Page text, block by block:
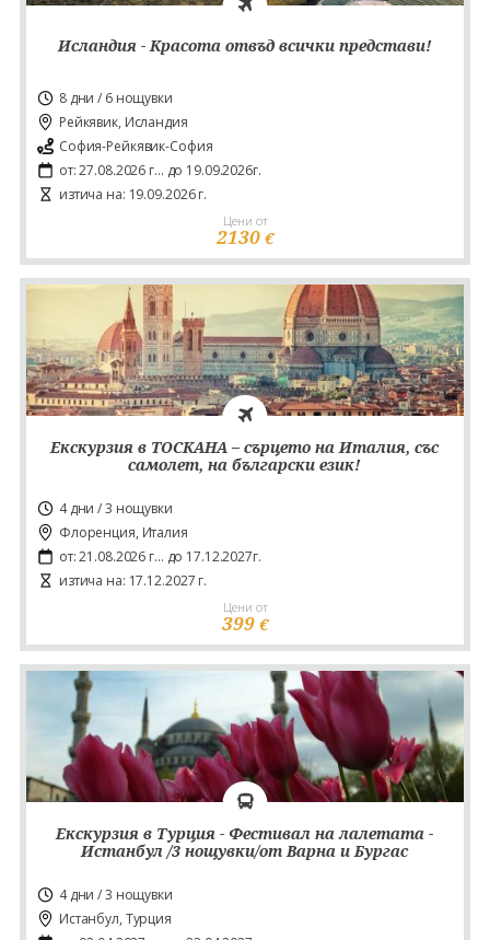
Исландия - Красота отвъд всички представи!
8 дни / 6 нощувки
Рейкявик, Исландия
София-Рейкявик-София
от: 27.08.2026 г... до 19.09.2026г.
изтича на: 19.09.2026 г.
Цени от
2130 €
Екскурзия в ТОСКАНА – сърцето на Италия, със
самолет, на български език!
4 дни / 3 нощувки
Флоренция, Италия
от: 21.08.2026 г... до 17.12.2027г.
изтича на: 17.12.2027 г.
Цени от
399 €
Екскурзия в Турция - Фестивал на лалетата -
Истанбул /3 нощувки/от Варна и Бургас
4 дни / 3 нощувки
Истанбул, Турция